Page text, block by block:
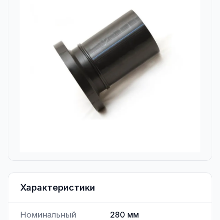
Характеристики
Номинальный
280 мм